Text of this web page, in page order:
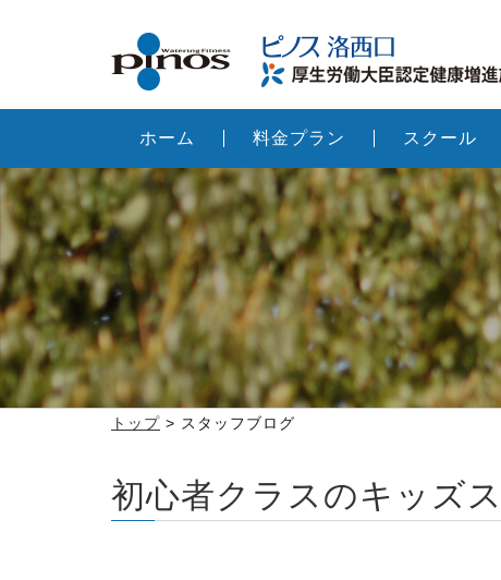
ホーム 料金プラン スクール
トップ > スタッフブログ
初心者クラスのキッズ